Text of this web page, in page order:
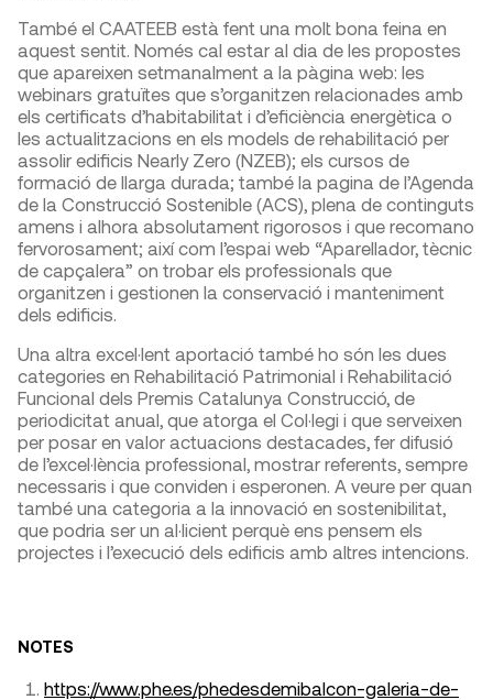
També el CAATEEB està fent una molt bona feina en
aquest sentit. Només cal estar al dia de les propostes
que apareixen setmanalment a la pàgina web: les
webinars gratuïtes que s’organitzen relacionades amb
els certificats d’habitabilitat i d’eficiència energètica o
les actualitzacions en els models de rehabilitació per
assolir edificis Nearly Zero (NZEB); els cursos de
formació de llarga durada; també la pagina de l’Agenda
de la Construcció Sostenible (ACS), plena de continguts
amens i alhora absolutament rigorosos i que recomano
fervorosament; així com l’espai web “Aparellador, tècnic
de capçalera” on trobar els professionals que
organitzen i gestionen la conservació i manteniment
dels edificis.
Una altra excel·lent aportació també ho són les dues
categories en Rehabilitació Patrimonial i Rehabilitació
Funcional dels Premis Catalunya Construcció, de
periodicitat anual, que atorga el Col·legi i que serveixen
per posar en valor actuacions destacades, fer difusió
de l’excel·lència professional, mostrar referents, sempre
necessaris i que conviden i esperonen. A veure per quan
també una categoria a la innovació en sostenibilitat,
que podria ser un al·licient perquè ens pensem els
projectes i l’execució dels edificis amb altres intencions.
NOTES
https://www.phe.es/phedesdemibalcon-galeria-de-